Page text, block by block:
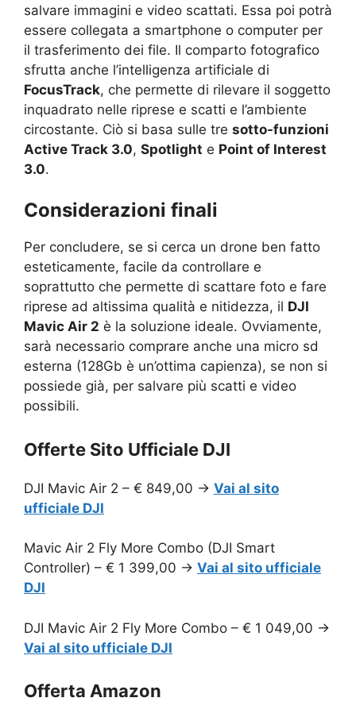
salvare immagini e video scattati. Essa poi potrà
essere collegata a smartphone o computer per
il trasferimento dei file. Il comparto fotografico
sfrutta anche l’intelligenza artificiale di
FocusTrack, che permette di rilevare il soggetto
inquadrato nelle riprese e scatti e l’ambiente
circostante. Ciò si basa sulle tre sotto-funzioni
Active Track 3.0, Spotlight e Point of Interest
3.0.
Considerazioni finali
Per concludere, se si cerca un drone ben fatto
esteticamente, facile da controllare e
soprattutto che permette di scattare foto e fare
riprese ad altissima qualità e nitidezza, il DJI
Mavic Air 2 è la soluzione ideale. Ovviamente,
sarà necessario comprare anche una micro sd
esterna (128Gb è un’ottima capienza), se non si
possiede già, per salvare più scatti e video
possibili.
Offerte Sito Ufficiale DJI
DJI Mavic Air 2 – € 849,00 -> Vai al sito
ufficiale DJI
Mavic Air 2 Fly More Combo (DJI Smart
Controller) – € 1 399,00 -> Vai al sito ufficiale
DJI
DJI Mavic Air 2 Fly More Combo – € 1 049,00 ->
Vai al sito ufficiale DJI
Offerta Amazon